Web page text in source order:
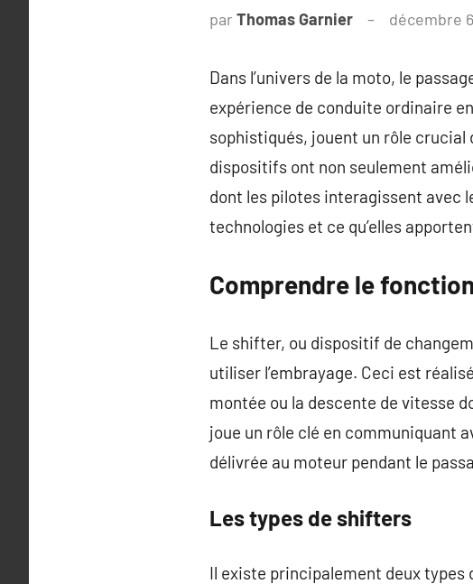
par Thomas Garnier décembre
Dans l’univers de la moto, le
expérience de conduite ordinaire
sophistiqués, jouent un rôle
dispositifs ont non seulement
dont les pilotes interagissent avec
technologies et ce qu’elles
Comprendre le
Le shifter, ou dispositif de
utiliser l’embrayage. Ceci est
montée ou la descente de vitesse
joue un rôle clé en communiquant
délivrée au moteur pendant le
Les types de shifters
Il existe principalement deux types